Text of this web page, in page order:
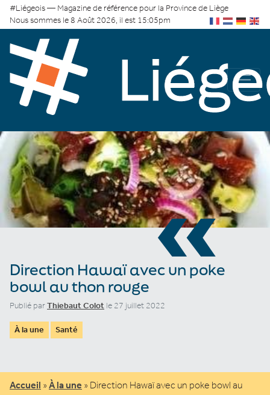
#Liégeois — Magazine de référence pour la Province de Liège
Nous sommes le 8 Août 2026, il est 15:05pm
«
Direction Hawaï avec un poke
bowl au thon rouge
Publié parThiebaut Colot le 27 juillet 2022
À la une Santé
Accueil » À la une » Direction Hawaï avec un poke bowl au